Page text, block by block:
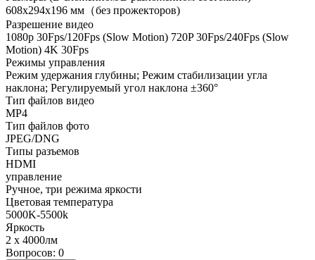
608x294x196 мм（без прожекторов)
Разрешение видео
1080p 30Fps/120Fps (Slow Motion) 720P 30Fps/240Fps (Slow
Motion) 4K 30Fps
Режимы управления
Режим удержания глубины; Режим стабилизации угла
наклона; Регулируемый угол наклона ±360°
Тип файлов видео
MP4
Тип файлов фото
JPEG/DNG
Типы разъемов
HDMI
управление
Ручное, три режима яркости
Цветовая температура
5000K-5500k
Яркость
2 x 4000лм
Вопросов: 0